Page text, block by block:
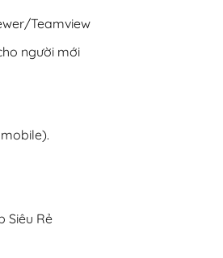
Teamview
người mới
Siêu Rẻ